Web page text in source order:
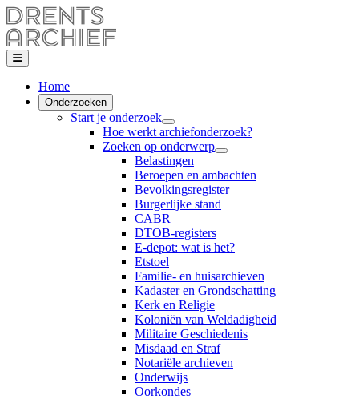
Home
Onderzoeken
Start je onderzoek
Hoe werkt archiefonderzoek?
Zoeken op onderwerp
Belastingen
Beroepen en ambachten
Bevolkingsregister
Burgerlijke stand
CABR
DTOB-registers
E-depot: wat is het?
Etstoel
Familie- en huisarchieven
Kadaster en Grondschatting
Kerk en Religie
Koloniën van Weldadigheid
Militaire Geschiedenis
Misdaad en Straf
Notariële archieven
Onderwijs
Oorkondes